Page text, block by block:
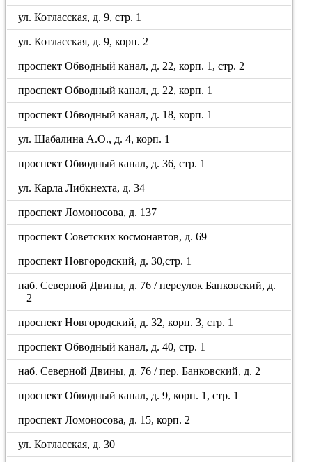
ул. Котласская, д. 9, стр. 1
ул. Котласская, д. 9, корп. 2
проспект Обводный канал, д. 22, корп. 1, стр. 2
проспект Обводный канал, д. 22, корп. 1
проспект Обводный канал, д. 18, корп. 1
ул. Шабалина А.О., д. 4, корп. 1
проспект Обводный канал, д. 36, стр. 1
ул. Карла Либкнехта, д. 34
проспект Ломоносова, д. 137
проспект Советских космонавтов, д. 69
проспект Новгородский, д. 30,стр. 1
наб. Северной Двины, д. 76 / переулок Банковский, д.
2
проспект Новгородский, д. 32, корп. 3, стр. 1
проспект Обводный канал, д. 40, стр. 1
наб. Северной Двины, д. 76 / пер. Банковский, д. 2
проспект Обводный канал, д. 9, корп. 1, стр. 1
проспект Ломоносова, д. 15, корп. 2
ул. Котласская, д. 30